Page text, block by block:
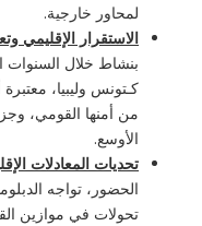
لمحاور خارجية.
الاستقرار الإقليمي
بنشاط خلال السنوات
كـتونس وليبيا،
من أمنها القومي،
الأوسع.
تحديات المعادلات
الحضور، تواجه
تحولات في موازين